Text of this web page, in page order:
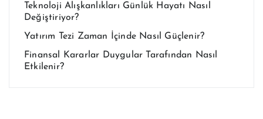
Teknoloji Alışkanlıkları Günlük Hayatı Nasıl
Değiştiriyor?
Yatırım Tezi Zaman İçinde Nasıl Güçlenir?
Finansal Kararlar Duygular Tarafından Nasıl
Etkilenir?